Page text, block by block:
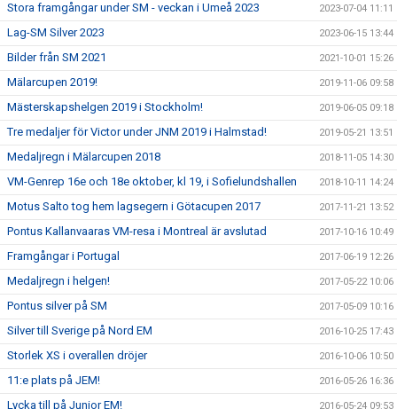
Stora framgångar under SM - veckan i Umeå 2023 2023-07-04 11:11
Lag-SM Silver 2023 2023-06-15 13:44
Bilder från SM 2021 2021-10-01 15:26
Mälarcupen 2019! 2019-11-06 09:58
Mästerskapshelgen 2019 i Stockholm! 2019-06-05 09:18
Tre medaljer för Victor under JNM 2019 i Halmstad! 2019-05-21 13:51
Medaljregn i Mälarcupen 2018 2018-11-05 14:30
VM-Genrep 16e och 18e oktober, kl 19, i Sofielundshallen 2018-10-11 14:24
Motus Salto tog hem lagsegern i Götacupen 2017 2017-11-21 13:52
Pontus Kallanvaaras VM-resa i Montreal är avslutad 2017-10-16 10:49
Framgångar i Portugal 2017-06-19 12:26
Medaljregn i helgen! 2017-05-22 10:06
Pontus silver på SM 2017-05-09 10:16
Silver till Sverige på Nord EM 2016-10-25 17:43
Storlek XS i overallen dröjer 2016-10-06 10:50
11:e plats på JEM! 2016-05-26 16:36
Lycka till på Junior EM! 2016-05-24 09:53